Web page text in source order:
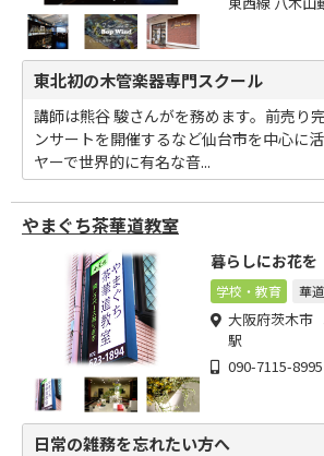
東北初の木管楽器専門スクール
講師は熊谷 駿さんがを務めます。前売り
ンサートを開催するなど仙台市を中心に
ヤーで世界的に有名な音...
やまぐち茶華道教室
暮らしにお花を
学校・教育 華道
大阪府茨木市
駅
090-7115-8995
日常の雑務を忘れたい方へ